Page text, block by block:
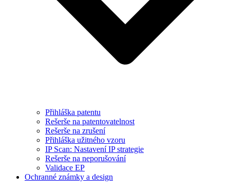
Přihláška patentu
Rešerše na patentovatelnost
Rešerše na zrušení
Přihláška užitného vzoru
IP Scan: Nastavení IP strategie
Rešerše na neporušování
Validace EP
Ochranné známky a design